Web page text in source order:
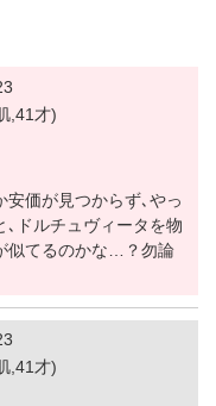
,41才)
安価が見つからず､やっ
､ドルチュヴィータを物
似てるのかな…？勿論
,41才)